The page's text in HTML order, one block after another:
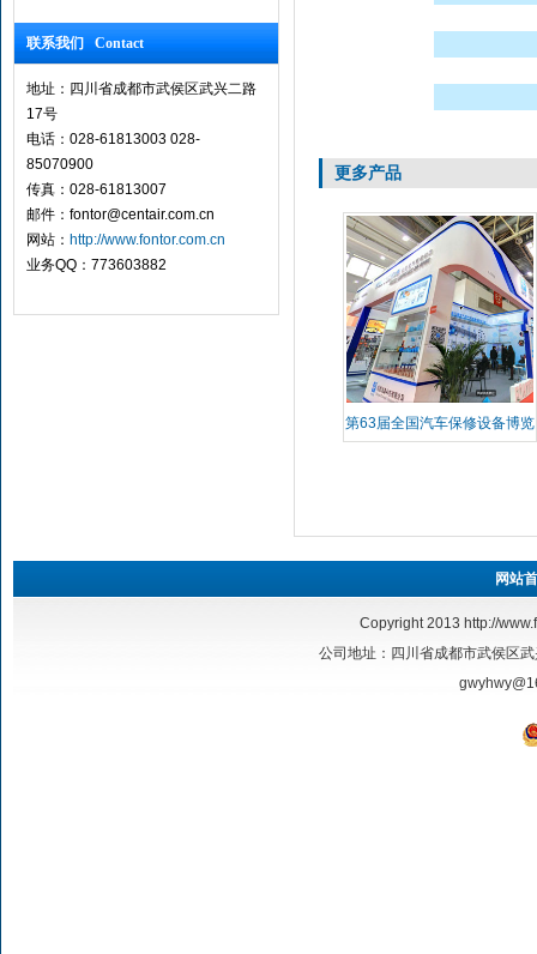
联系我们 Contact
地址：四川省成都市武侯区武兴二路
17号
电话：028-61813003 028-
85070900
传真：028-61813007
邮件：fontor@centair.com.cn
网站： http://www.fontor.com.cn
业务QQ：773603882
更多产品
第63届全国汽车保修设备博览
网站
Copyright 2013 http://
公司地址：四川省成都市武侯区